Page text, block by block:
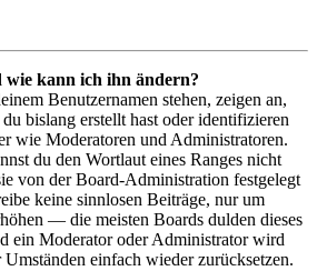
wie kann ich ihn ändern?
Benutzernamen stehen, zeigen an,
bislang erstellt hast oder identifizieren
wie Moderatoren und Administratoren.
du den Wortlaut eines Ranges nicht
von der Board-Administration festgelegt
keine sinnlosen Beiträge, nur um
— die meisten Boards dulden dieses
ein Moderator oder Administrator wird
einfach wieder zurücksetzen.